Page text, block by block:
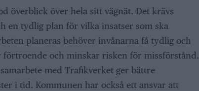
överblick över hela sitt vägnät. Det krävs
en tydlig plan för vilka insatser som ska
planeras behöver invånarna få tydlig och
och minskar risken för missförstånd.
med Trafikverket ger bättre
i tid. Kommunen har också ett ansvar att